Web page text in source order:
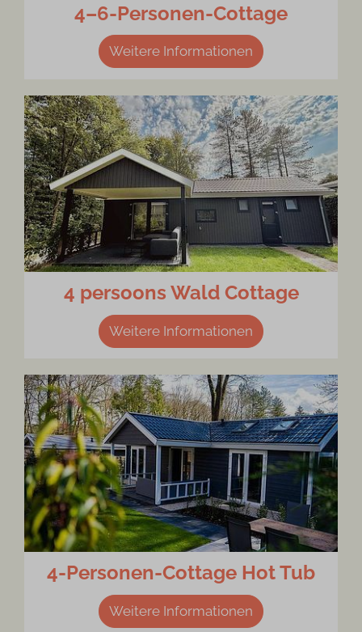
4–6-Personen-Cottage
Weitere Informationen
4 persoons Wald Cottage
Weitere Informationen
4-Personen-Cottage Hot Tub
Weitere Informationen